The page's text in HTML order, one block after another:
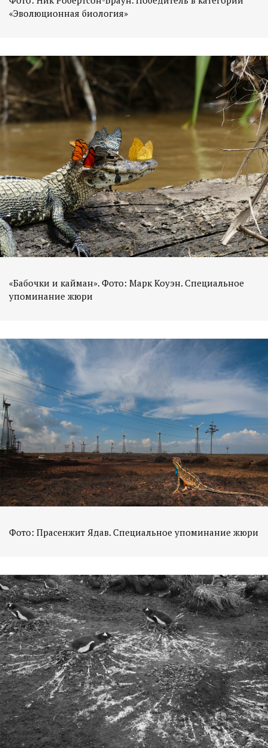
«Эволюционная биология»
«Бабочки и кайман». Фото: Марк Коуэн. Специальное
упоминание жюри
Фото: Прасенжит Ядав. Специальное упоминание жюри